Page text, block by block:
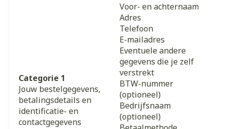
Categorie 1
Jouw bestelgegevens,
betalingsdetails en
identificatie- en
contactgegevens
Voor- en achternaam
Adres
Telefoon
E-mailadres
Eventuele andere
gegevens die je zelf
verstrekt
BTW-nummer
(optioneel)
Bedrijfsnaam
(optioneel)